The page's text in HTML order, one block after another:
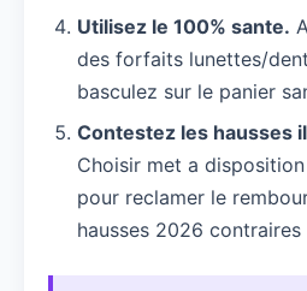
Utilisez le 100% sante.
des forfaits lunettes/
basculez sur le panier
Contestez les hausses
Choisir met a
pour reclamer le
hausses 2026 contraires